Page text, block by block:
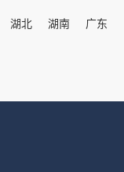
湖北 湖南
广东